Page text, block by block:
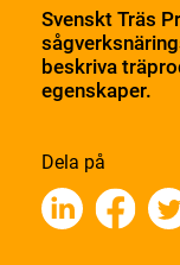
Svenskt Träs
beskriva
egenskaper.
Dela på